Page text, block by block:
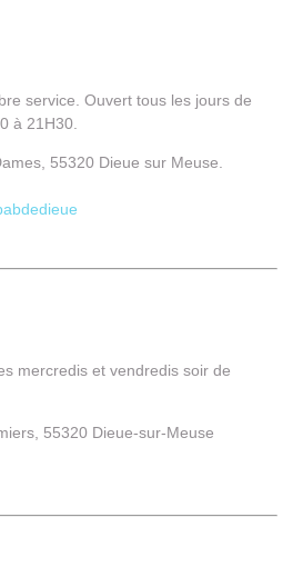
service. Ouvert tous les jours de
à 21H30.
55320 Dieue sur Meuse.
mercredis etvendredis soir de
55320 Dieue-sur-Meuse